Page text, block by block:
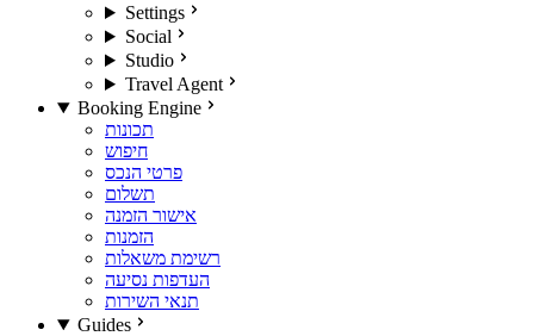
Settings
Social
Studio
Travel Agent
Booking Engine
תכונות
חיפוש
פרטי הנכס
תשלום
אישור הזמנה
הזמנות
רשימת משאלות
העדפות נסיעה
תנאי השירות
Guides